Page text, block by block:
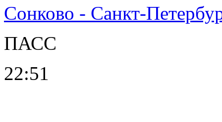
Сонково - Санкт-
ПАСС
22:51